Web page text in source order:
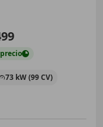
precio
73 kW (99 CV)